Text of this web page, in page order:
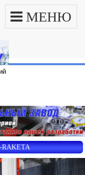
МЕНЮ
RAKETA